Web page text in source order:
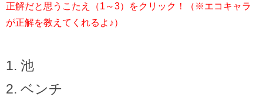
正解だと思うこたえ（1～3）をクリック！（※エコキャラ
が正解を教えてくれるよ♪）
池
ベンチ